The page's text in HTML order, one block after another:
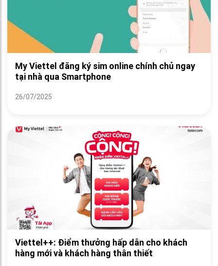
My Viettel đăng ký sim online chính chủ ngay
tại nhà qua Smartphone
26/07/2025
Viettel++: Điểm thưởng hấp dẫn cho khách
hàng mới và khách hàng thân thiết